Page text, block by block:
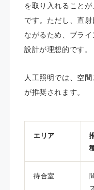
を取り入れること
です。ただし、直
ながるため、ブラ
設計が理想的です。
人工照明では、空
が推奨されます。
エリア
待合室